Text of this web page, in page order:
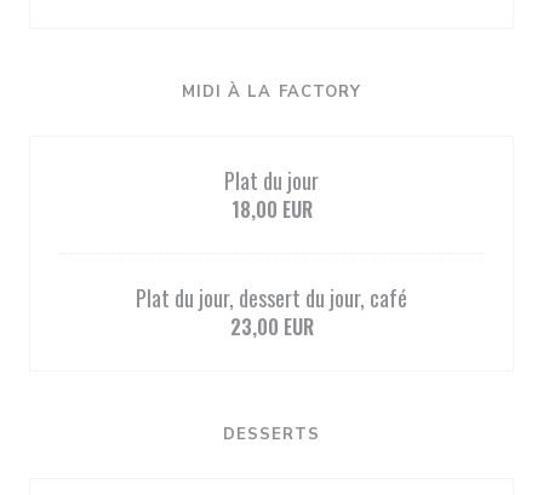
MIDI À LA FACTORY
Plat du jour
18,00 EUR
Plat du jour, dessert du jour, café
23,00 EUR
DESSERTS